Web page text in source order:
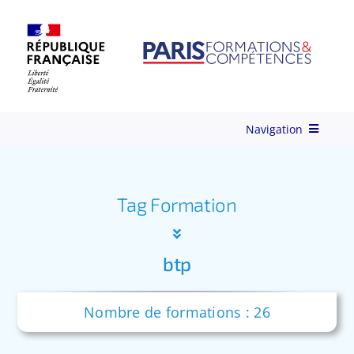
content
Navigation
Formations
Tag Formation
btp
Nombre de formations : 26